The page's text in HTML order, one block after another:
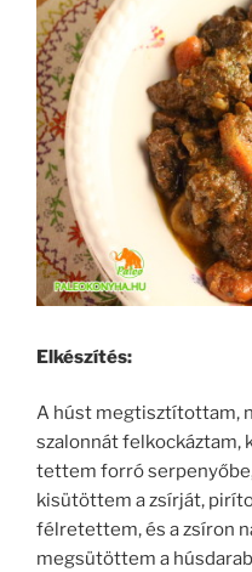
Elkészítés:
A húst megtisztítottam,
szalonnát felkockáztam,
tettem forró
kisütöttem a zsírját,
félretettem, és a zsíron
megsütöttem a